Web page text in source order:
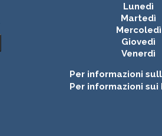
Lunedì
Martedì
Mercoledì
Giovedì
Venerdì
Per informazioni
Per informazioni sui